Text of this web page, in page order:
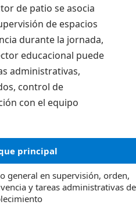
de patio se asocia
de espacios
durante la jornada,
educacional puede
administrativas,
control de
con el equipo
principal
general en supervisión, orden,
y tareas administrativas